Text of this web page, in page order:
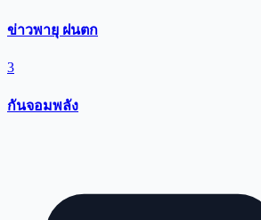
ข่าวพายุ ฝนตก
3
กันจอมพลัง